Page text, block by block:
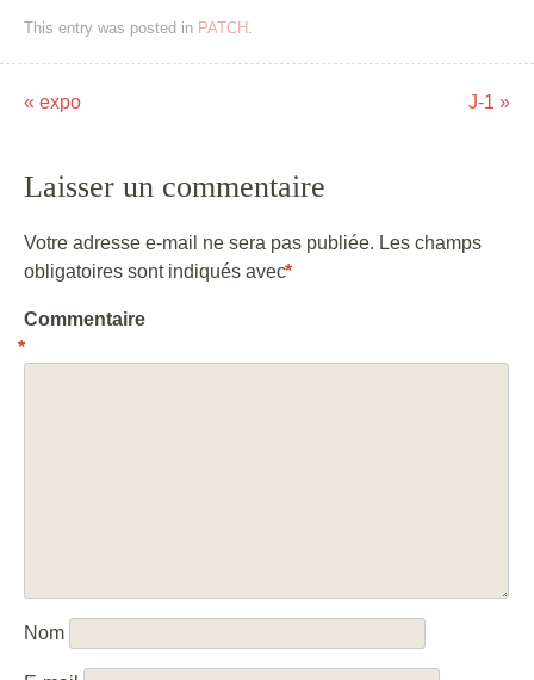
This entry was posted in PATCH .
Post navigation
« expo J-1 »
Laisser un commentaire
Votre adresse e-mail ne sera pas publiée. Les champs
obligatoires sont indiqués avec*
Commentaire
*
Nom